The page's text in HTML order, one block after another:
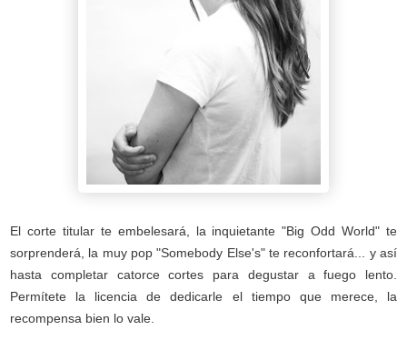
El corte titular te embelesará, la inquietante "Big Odd World" te
sorprenderá, la muy pop "Somebody Else's" te reconfortará... y así
hasta completar catorce cortes para degustar a fuego lento.
Permítete la licencia de dedicarle el tiempo que merece, la
recompensa bien lo vale.